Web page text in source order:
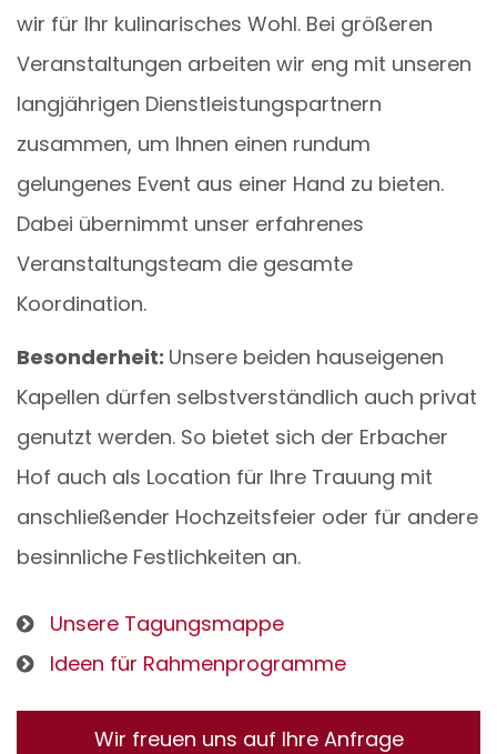
wir für Ihr kulinarisches Wohl. Bei größeren
Veranstaltungen arbeiten wir eng mit unseren
langjährigen Dienstleistungspartnern
zusammen, um Ihnen einen rundum
gelungenes Event aus einer Hand zu bieten.
Dabei übernimmt unser erfahrenes
Veranstaltungsteam die gesamte
Koordination.
Besonderheit: Unsere beiden hauseigenen
Kapellen dürfen selbstverständlich auch privat
genutzt werden. So bietet sich der Erbacher
Hof auch als Location für Ihre Trauung mit
anschließender Hochzeitsfeier oder für andere
besinnliche Festlichkeiten an.
Unsere Tagungsmappe
Ideen für Rahmenprogramme
Wir freuen uns auf Ihre Anfrage